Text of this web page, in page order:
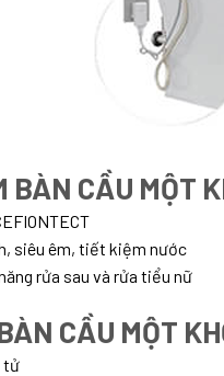
BÀN CẦU MỘT
siêu êm, tiết kiệm nước
rửa sau và rửa tiểu nữ
CẦU MỘT
tử